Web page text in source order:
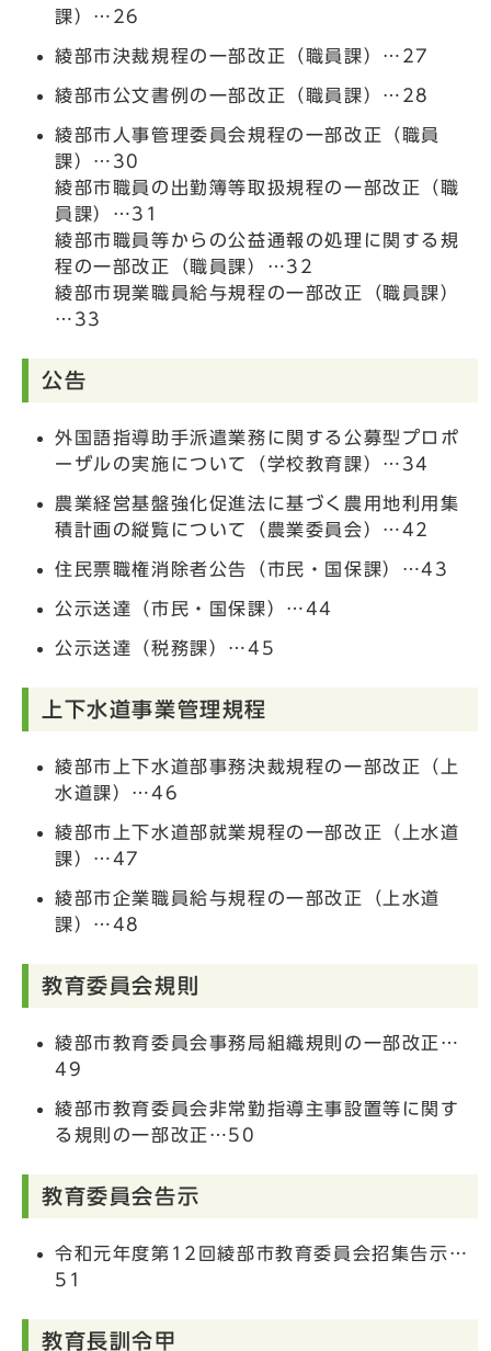
課）…26
綾部市決裁規程の一部改正（職員課）…27
綾部市公文書例の一部改正（職員課）…28
綾部市人事管理委員会規程の一部改正（職員
課）…30
綾部市職員の出勤簿等取扱規程の一部改正（職
員課）…31
綾部市職員等からの公益通報の処理に関する規
程の一部改正（職員課）…32
綾部市現業職員給与規程の一部改正（職員課）
…33
公告
外国語指導助手派遣業務に関する公募型プロポ
ーザルの実施について（学校教育課）…34
農業経営基盤強化促進法に基づく農用地利用集
積計画の縦覧について（農業委員会）…42
住民票職権消除者公告（市民・国保課）…43
公示送達（市民・国保課）…44
公示送達（税務課）…45
上下水道事業管理規程
綾部市上下水道部事務決裁規程の一部改正（上
水道課）…46
綾部市上下水道部就業規程の一部改正（上水道
課）…47
綾部市企業職員給与規程の一部改正（上水道
課）…48
教育委員会規則
綾部市教育委員会事務局組織規則の一部改正…
49
綾部市教育委員会非常勤指導主事設置等に関す
る規則の一部改正…50
教育委員会告示
令和元年度第12回綾部市教育委員会招集告示…
51
教育長訓令甲